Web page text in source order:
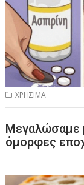
ΧΡΗΣΙΜΑ
Μεγαλώσαμε
όμορφες